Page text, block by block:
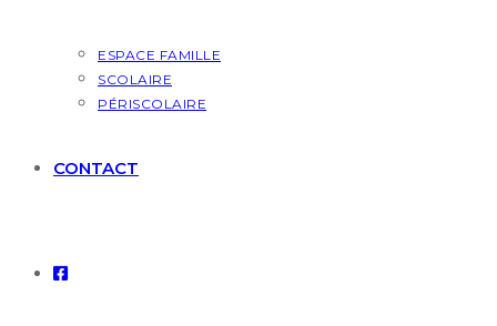
ESPACE FAMILLE
SCOLAIRE
PÉRISCOLAIRE
CONTACT